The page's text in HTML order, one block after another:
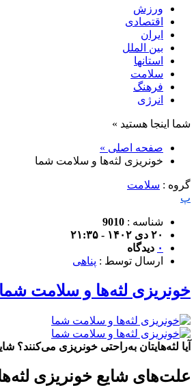
ورزش
اقتصادی
ایران
بین الملل
استانها
سلامت
فرهنگ
انرژی
شما اینجا هستید »
صفحه اصلی »
خونریزی لثه‌ها و سلامت شما
گروه : سلامت
پ
شناسه : 9010
۲۰ دی ۱۴۰۲ - ۲۱:۳۵
۰ دیدگاه
ارسال توسط : پناهی
خونریزی لثه‌ها و سلامت شما
آیا لثه‌هایتان به‌راحتی خونریزی
علت‌های شایع خونریزی